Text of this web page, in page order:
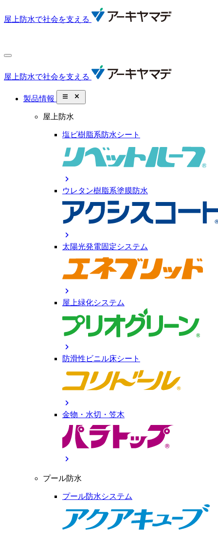
屋上防水で社会を支える
屋上防水で社会を支える
製品情報 close_small
屋上防水
塩ビ樹脂系防水シート
chevron_right
ウレタン樹脂系塗膜防水
chevron_right
太陽光発電固定システム
chevron_right
屋上緑化システム
chevron_right
防滑性ビニル床シート
chevron_right
金物・水切・笠木
chevron_right
プール防水
プール防水システム